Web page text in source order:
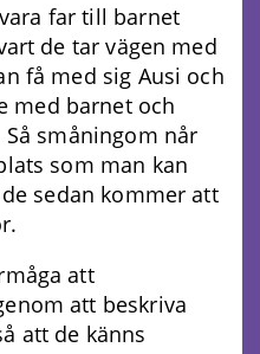
far till barnet
de tar vägen med
få med sig Ausi och
med barnet och
småningom når
som man kan
sedan kommer att
att
att beskriva
att de känns